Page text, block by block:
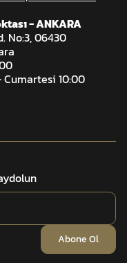
- ANKARA
No:3, 06430
Cumartesi 10:00
Abone Ol